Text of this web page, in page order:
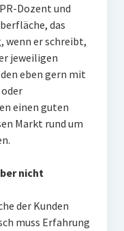
Dozent und
das
wenn er schreibt,
jeweiligen
eben gern mit
einen guten
Markt rund um
nicht
der Kunden
muss Erfahrung